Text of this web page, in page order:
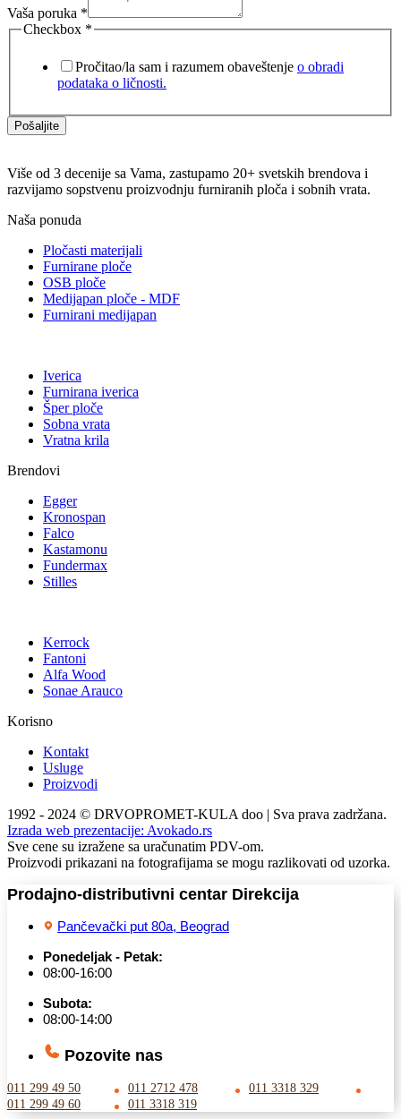
Vaša poruka *
Checkbox *
Pročitao/la sam i razumem obaveštenje o obradi
podataka o ličnosti.
Pošaljite
Više od 3 decenije sa Vama, zastupamo 20+ svetskih brendova i
razvijamo sopstvenu proizvodnju furniranih ploča i sobnih vrata.
Naša ponuda
Pločasti materijali
Furnirane ploče
OSB ploče
Medijapan ploče - MDF
Furnirani medijapan
Iverica
Furnirana iverica
Šper ploče
Sobna vrata
Vratna krila
Brendovi
Egger
Kronospan
Falco
Kastamonu
Fundermax
Stilles
Kerrock
Fantoni
Alfa Wood
Sonae Arauco
Korisno
Kontakt
Usluge
Proizvodi
1992 - 2024 © DRVOPROMET-KULA doo | Sva prava zadržana.
Izrada web prezentacije: Avokado.rs
Sve cene su izražene sa uračunatim PDV-om.
Proizvodi prikazani na fotografijama se mogu razlikovati od uzorka.
Prodajno-distributivni centar Direkcija
Pančevački put 80a, Beograd
Ponedeljak - Petak:
08:00-16:00
Subota:
08:00-14:00
Pozovite nas
011 299 49 50 011 2712 478
011 3318 329
011 299 49 60
011 3318 319